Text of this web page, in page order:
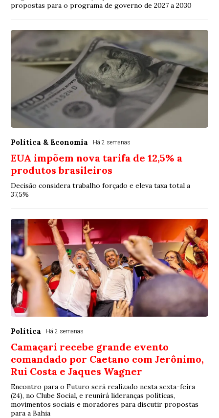
propostas para o programa de governo de 2027 a 2030
Política & Economia Há 2 semanas
EUA impõem nova tarifa de 12,5% a
produtos brasileiros
Decisão considera trabalho forçado e eleva taxa total a
37,5%
Política Há 2 semanas
Camaçari recebe grande evento
comandado por Caetano com Jerônimo,
Rui Costa e Jaques Wagner
Encontro para o Futuro será realizado nesta sexta-feira
(24), no Clube Social, e reunirá lideranças políticas,
movimentos sociais e moradores para discutir propostas
para a Bahia